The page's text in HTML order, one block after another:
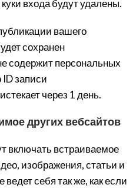
входа будут удалены.
вашего
сохранен
содержит персональных
записи
через 1 день.
других вебсайтов
включать встраиваемое
изображения, статьи и
себя так же, как если